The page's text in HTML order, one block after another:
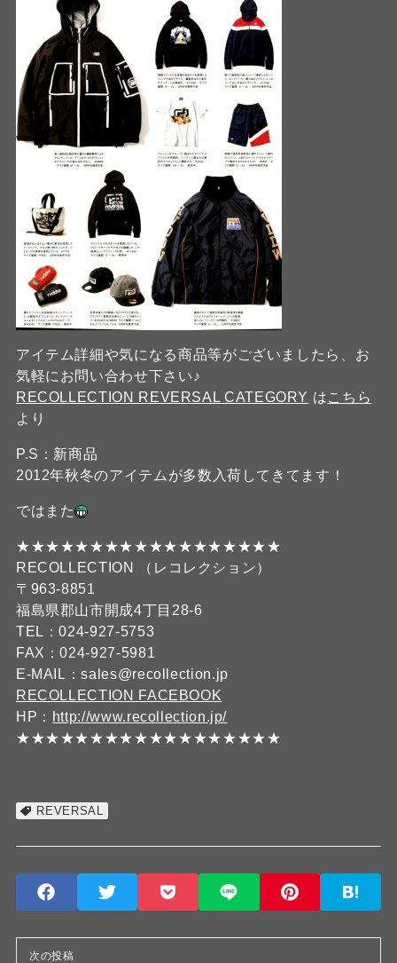
アイテム詳細や気になる商品等がございましたら、お
気軽にお問い合わせ下さい♪
RECOLLECTION REVERSAL CATEGORY はこちら
より
P.S：新商品
2012年秋冬のアイテムが多数入荷してきてます！
ではまた
★★★★★★★★★★★★★★★★★★
RECOLLECTION （レコレクション）
〒963-8851
福島県郡山市開成4丁目28-6
TEL：024-927-5753
FAX：024-927-5981
E-MAIL：sales@recollection.jp
RECOLLECTION FACEBOOK
HP： http://www.recollection.jp/
★★★★★★★★★★★★★★★★★★
REVERSAL
次の投稿